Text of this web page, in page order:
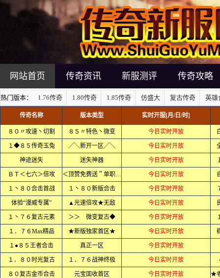
网站首页 传奇资讯 新服测评 传奇攻略
热门版本： 1.76传奇 1.80传奇 1.85传奇 仿盛大 复古传奇 英雄
传奇名称 版本类型 实时开服[月/日/时]
８０〃攻速丶切割 ８５〃特色丶微变 今日实时开放
１◆８５传奇玉兔 ╱╲新开一区╱╲ 今日实时开放
神迹迷失 迷失神器 今日实时开放
ＢＴ＜七六＞倍攻 ＜顶赞免费送＂单职业＞ 今日实时开放
１丶８０合击首战 １丶８０新版合击 今日实时开放
体验“漫威专属” ▲光速倍攻★无敌 今日实时开放
１丶７６复古元素 ＞＞ 微变复古◆ 今日实时开放
１．７６Max精品 ★新版独家首区★ 今日实时开放
１●８５王者合击 真正一区 今日实时开放
１．８０时光复古 １．７６战神终极 今日实时开放
８０复古金币合击 元宝囬收首区 今日实时开放